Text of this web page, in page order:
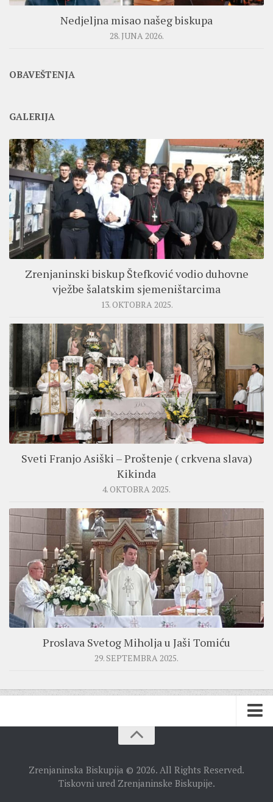
Nedjeljna misao našeg biskupa
28. JUNA 2026.
OBAVEŠTENJA
GALERIJA
Zrenjaninski biskup Štefković vodio duhovne
vježbe šalatskim sjemeništarcima
13. OKTOBRA 2025.
Sveti Franjo Asiški – Proštenje ( crkvena slava)
Kikinda
4. OKTOBRA 2025.
Proslava Svetog Miholja u Jaši Tomiću
29. SEPTEMBRA 2025.
BISKUPSKI ORDINARIJAT
Zrenjaninska Biskupija © 2026. All Rights Reserved.
Tiskovni ured Zrenjaninske Biskupije.